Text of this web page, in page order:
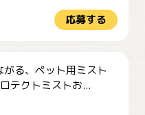
応募する
がる、ペット用ミスト
ロテクトミストお...